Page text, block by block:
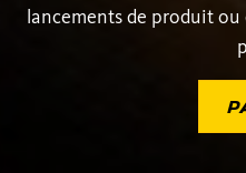
lancements de produit